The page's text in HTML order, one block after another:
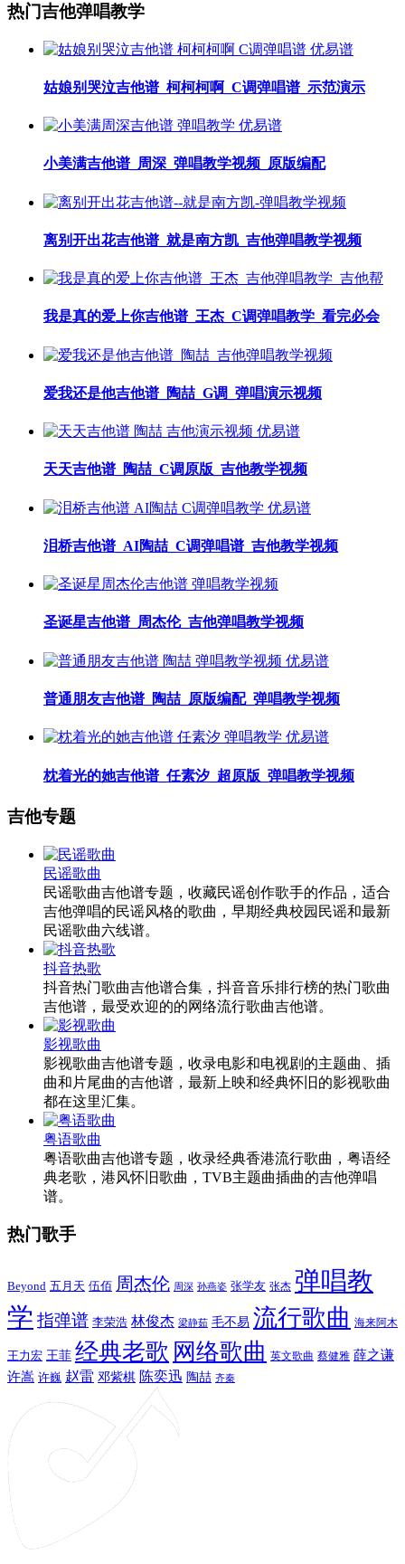
热门吉他弹唱教学
姑娘别哭泣吉他谱_柯柯柯啊_C调弹唱谱_示范演示
小美满吉他谱_周深_弹唱教学视频_原版编配
离别开出花吉他谱_就是南方凯_吉他弹唱教学视频
我是真的爱上你吉他谱_王杰_C调弹唱教学_看完必会
爱我还是他吉他谱_陶喆_G调_弹唱演示视频
天天吉他谱_陶喆_C调原版_吉他教学视频
泪桥吉他谱_AI陶喆_C调弹唱谱_吉他教学视频
圣诞星吉他谱_周杰伦_吉他弹唱教学视频
普通朋友吉他谱_陶喆_原版编配_弹唱教学视频
枕着光的她吉他谱_任素汐_超原版_弹唱教学视频
吉他专题
民谣歌曲
民谣歌曲吉他谱专题，收藏民谣创作歌手的作品，适合
吉他弹唱的民谣风格的歌曲，早期经典校园民谣和最新
民谣歌曲六线谱。
抖音热歌
抖音热门歌曲吉他谱合集，抖音音乐排行榜的热门歌曲
吉他谱，最受欢迎的的网络流行歌曲吉他谱。
影视歌曲
影视歌曲吉他谱专题，收录电影和电视剧的主题曲、插
曲和片尾曲的吉他谱，最新上映和经典怀旧的影视歌曲
都在这里汇集。
粤语歌曲
粤语歌曲吉他谱专题，收录经典香港流行歌曲，粤语经
典老歌，港风怀旧歌曲，TVB主题曲插曲的吉他弹唱
谱。
热门歌手
Beyond 五月天 伍佰 周杰伦 周深 孙燕姿 张学友 张杰 弹唱教
学 指弹谱 李荣浩 林俊杰 梁静茹 毛不易 流行歌曲 海来阿木
王力宏 王菲 经典老歌 网络歌曲 英文歌曲 蔡健雅 薛之谦
许嵩 许巍 赵雷 邓紫棋 陈奕迅 陶喆 齐秦